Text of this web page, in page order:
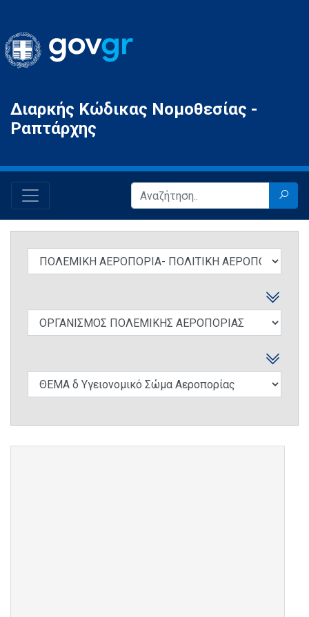
Gov.gr
Διαρκής Κώδικας Νομοθεσίας -
Ραπτάρχης